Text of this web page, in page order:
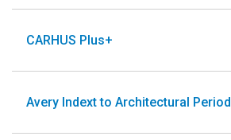
CARHUS Plus+
Avery Indext to Architectural